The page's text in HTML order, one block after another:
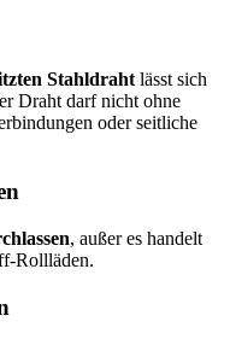
Stahldraht lässt sich
Draht darf nicht ohne
oder seitliche
, außer es handelt
Rollläden.